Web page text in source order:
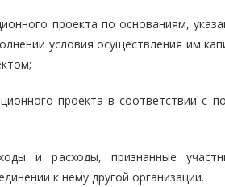
проекта по основаниям,
условия осуществления им
проекта в соответствии с
и расходы, признанные
к нему другой организации.